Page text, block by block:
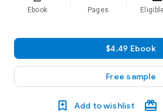
Ebook Pages
$4.49 Ebook
Free sample
Add to wishlist